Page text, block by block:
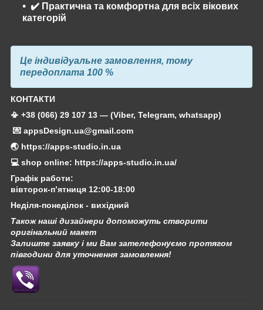
✔️ Практична та комфортна для всіх вікових
категорій
Це індивідуальне замовлення, тому
передоплата 100 %
КОНТАКТИ
📳 +38 (066) 29 107 13 — (Viber, Telegram, whatsapp)
💌 appsDesign.ua@gmail.com
🌏 https://apps-studio.in.ua
💻 shop online: https://apps-studio.in.ua/
Графік работи:
вівторок-п’ятниця 12:00-18:00
Неділя-понеділок - вихідний
Також наші дизайнери допоможуть створити
оригінальний макет
Залиште заявку і ми Вам зателефонуємо протягом
півгодини для уточнення замовлення!